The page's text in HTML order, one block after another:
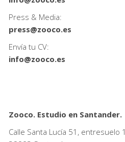
Press & Media:
press@zooco.es
Envía tu CV:
info@zooco.es
Zooco. Estudio en Santander.
Calle Santa Lucía 51, entresuelo 1